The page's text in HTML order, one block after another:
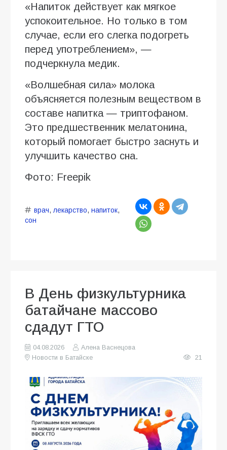
«Напиток действует как мягкое
успокоительное. Но только в том
случае, если его слегка подогреть
перед употреблением», —
подчеркнула медик.
«Волшебная сила» молока
объясняется полезным веществом в
составе напитка — триптофаном.
Это предшественник мелатонина,
который помогает быстро заснуть и
улучшить качество сна.
Фото: Freepik
врач, лекарство, напиток,
сон
В День физкультурника
батайчане массово
сдадут ГТО
04.08.2026
Алена Васнецова
Новости в Батайске
21